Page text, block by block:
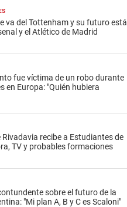
va del Tottenham y su futuro está
y el Atlético de Madrid
fue víctima de un robo durante
en Europa: "Quién hubiera
recibe a Estudiantes de
TV y probables formaciones
sobre el futuro de la
"Mi plan A, B y C es Scaloni"